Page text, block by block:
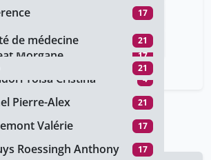
Nicoletta 17
Luisa 17
Morgane 17
Tolsa Cristina 4
Pierre-Alex 21
Valérie 17
Roessingh Anthony 17
17
4
de médecine
21
21